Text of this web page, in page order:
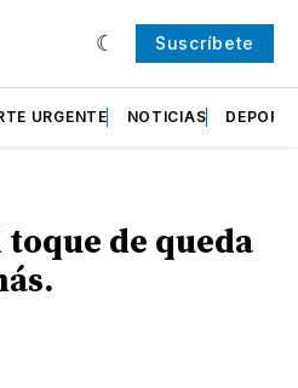
Suscríbete
URGENTE NOTICIAS
de queda